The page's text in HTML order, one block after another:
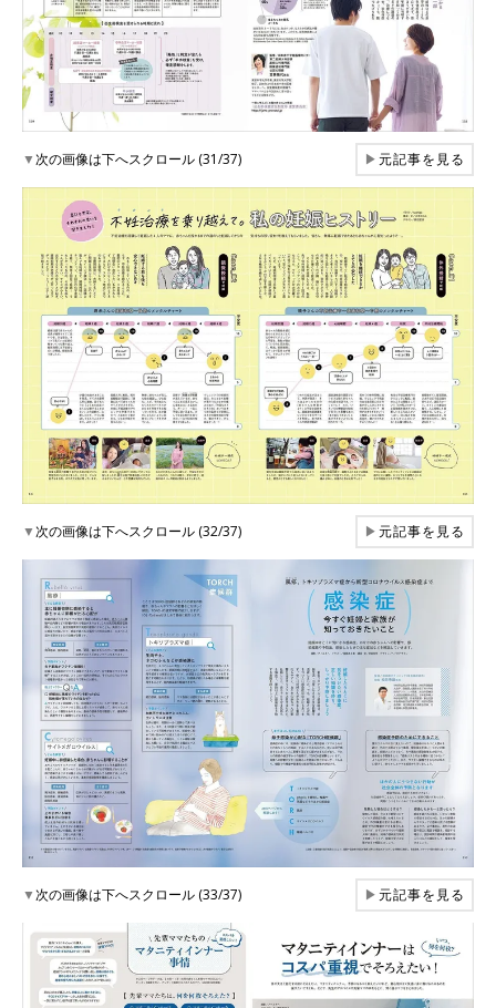
▼次の画像は下へスクロール (31/37) ▶元記事を見る
▼次の画像は下へスクロール (32/37) ▶元記事を見る
▼次の画像は下へスクロール (33/37) ▶元記事を見る